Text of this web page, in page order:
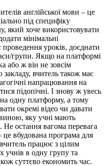
англійської мови – це
під специфіку
який хоче використовувати
мінімальні
уроків, доєднати
групи. Якщо на платформі
або ж він не зовсім
закладу, вчитель також має
напрацювання на
підопічні. І знову ж увесь
одну платформу, а тому
окремі відео чи давати
яку учні мають
Не остання вагома перевага
це вбудована програма для
працює з цілим
учнів в одну групу та
суттєво економить час.